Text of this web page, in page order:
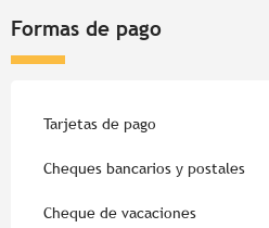
Formas de pago
Tarjetas de pago
Cheques bancarios y postales
Cheque de vacaciones